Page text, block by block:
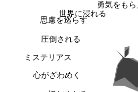
勇気をもら
心がざわめく
ミステリアス
圧倒される
思慮を巡らす
世界に浸れる